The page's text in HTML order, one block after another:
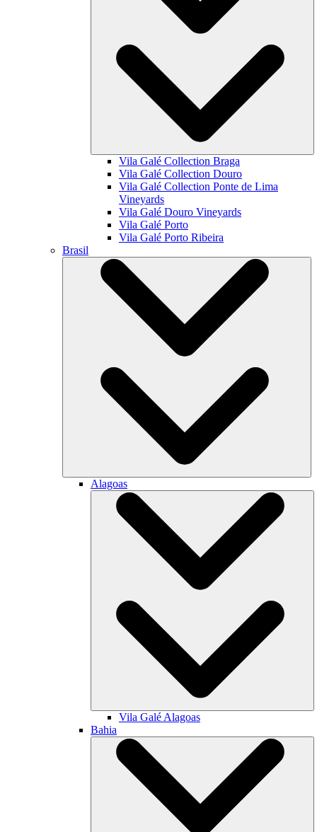
Vila Galé Collection Braga
Vila Galé Collection Douro
Vila Galé Collection Ponte de Lima
Vineyards
Vila Galé Douro Vineyards
Vila Galé Porto
Vila Galé Porto Ribeira
Brasil
Alagoas
Vila Galé Alagoas
Bahia